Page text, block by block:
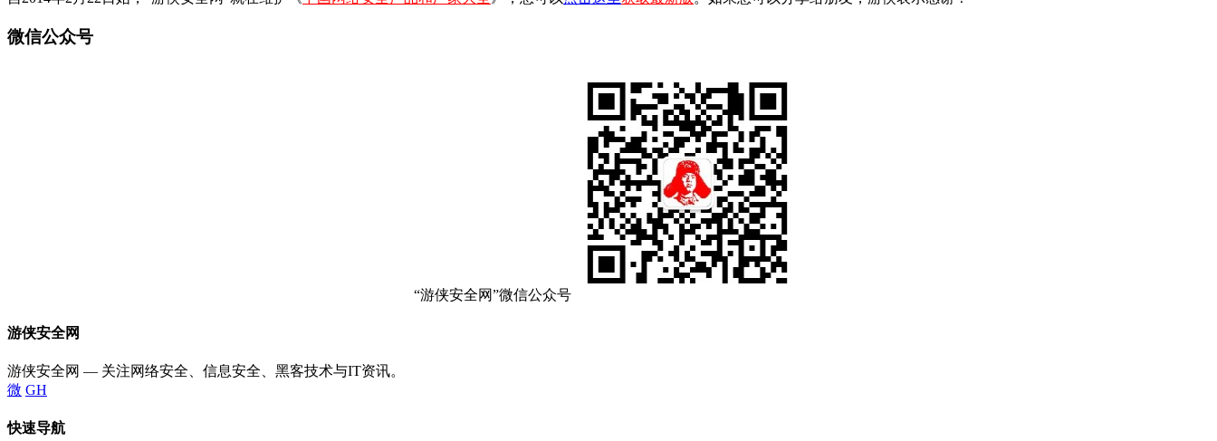
微信公众号
“游侠安全网”微信公众号
游侠安全网
游侠安全网 — 关注网络安全、信息安全、黑客技术与IT资讯。
微 GH
快速导航